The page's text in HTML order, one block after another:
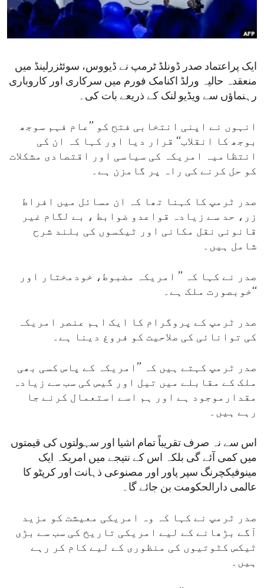
ENVIRONMENT AND HEALTH
IDEALS AND INSTITUTIONS
ایک پراعتماد صدر ڈونلڈ ٹرمپ نے ڈیووس، سوئٹزرلینڈ میں
منعقدہ حالیہ ورلڈ اکنامک فورم میں سرکاری اور کاروباری
رہنماؤں سے ویڈیو لنک کے ذریعے بات کی۔
انہوں نے اپنی انتخابی فتح کو ’’عام فہم سوجھ
بوجھ کا انقلاب‘‘ قرار دیا اور کہا کہ ان کی
انتظامیہ امریکہ کی سیاسی اور اقتصادی مشکلات
کو حل کرنے کی راہ پر گامزن ہے۔
صدر ٹرمپ کا کہنا تھا کہ ان مسائل میں افراط
زر، حد سے زیادہ قواعدو ضوابط ، بے لگام غیر
قانونی نقل مکانی اور ٹیکسوں کی بلند شرح
شامل ہیں۔
صدر نے کہا کہ ’’ امریکہ مضبوط، خودمختار اور
خوبصورت ملک ہے۔‘‘
صدر ٹرمپ کے پروگرام کا ایک اہم عنصر امریکہ
کی توانائی کی صلاحیت کو فروغ دینا ہے۔
صدر ٹرمپ کہتے ہیں کہ ’’امریکہ کے پاس کسی بھی
ملک کے مقابلے میں تیل اور گیس کی سب سے زیادہ
مقدارموجود ہے اور ہم اسے استعمال کرنے جا
رہے ہیں۔
اس سے نہ صرف تقریباً تمام اشیا اور سہولتوں کی قیمتوں
میں کمی آئے گی بلکہ اس کے نتیجے میں امریکہ ایک
مینوفیکچرنگ سپر پاور اور مصنوعی ذہانت اور کرپٹو کا
عالمی دارالحکومت بن جائے گا۔
صدر ٹرمپ نے کہا کہ وہ امریکی معیشت کو مزید
آگے بڑھانے کے لیے امریکی تاریخ کی سب سے بڑی
ٹیکس کٹوتیوں کی منظوری کے لیے کام کر رہے
ہیں۔